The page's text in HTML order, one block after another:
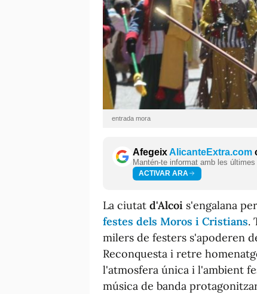
entrada mora
AfegeixAlicanteExtra.com
Mantén-te informat amb les
ACTIVAR ARA
La ciutat d'Alcoi s'engalana
festes dels Moros i Cristians.
milers de festers s'apoderen
Reconquesta i retre
l'atmosfera única i l'ambient
música de banda